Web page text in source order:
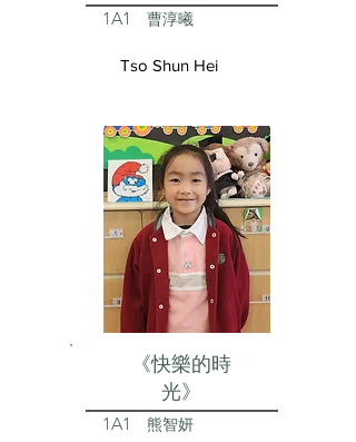
1A1 曹淳曦
Tso Shun Hei
《快樂的時
光》
1A1 熊智妍